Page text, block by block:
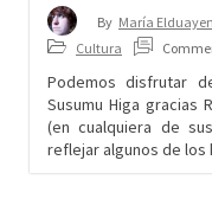
By María
Cultura
Podemos disfrutar
Susumu Higa gracias
(en cualquiera de
reflejar algunos de los